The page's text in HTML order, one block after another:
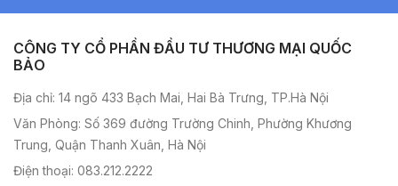
CÔNG TY CỔ PHẦN ĐẦU TƯ THƯƠNG MẠI QUỐC
BẢO
Địa chỉ: 14 ngõ 433 Bạch Mai, Hai Bà Trưng, TP.Hà Nội
Văn Phòng: Số 369 đường Trường Chinh, Phường Khương
Trung, Quận Thanh Xuân, Hà Nội
Điện thoại: 083.212.2222